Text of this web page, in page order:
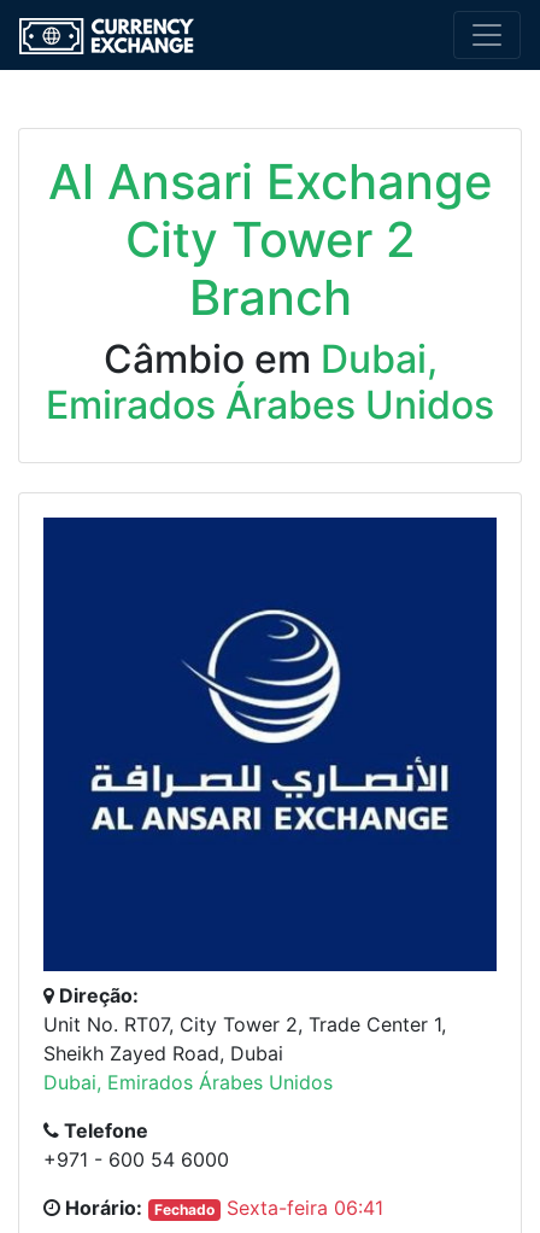
Al Ansari Exchange
City Tower 2
Branch
Câmbio em Dubai,
Emirados Árabes Unidos
Direção:
Unit No. RT07, City Tower 2, Trade Center 1,
Sheikh Zayed Road, Dubai
Dubai, Emirados Árabes Unidos
Telefone
+971 - 600 54 6000
Horário:
Fechado
Sexta-feira 06:41